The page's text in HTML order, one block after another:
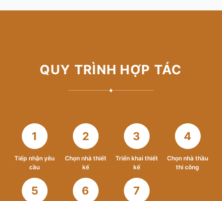
QUY TRÌNH HỢP TÁC
✦
1
Tiếp nhận yêu
cầu
2
Chọn nhà thiết
kế
3
Triển khai thiết
kế
4
Chọn nhà thầu
thi công
5 6 7